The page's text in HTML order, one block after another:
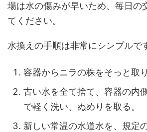
場は水の傷みが早いため、毎日の
てください。
水換えの手順は非常にシンプルで
容器からニラの株をそっと取り
古い水を全て捨て、容器の内
で軽く洗い、ぬめりを取る。
新しい常温の水道水を、規定